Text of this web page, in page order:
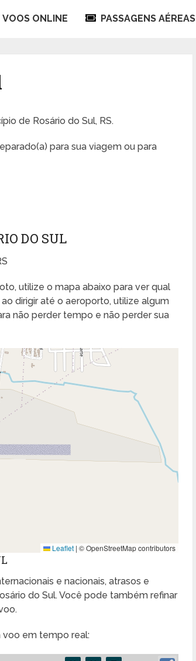
VOOS ONLINE PASSAGENS AÉREAS
de Rosário do Sul, RS.
para sua viagem ou para
DO SUL
utilize o mapa abaixo para ver qual
dirigir até o aeroporto, utilize algum
não perder tempo e não perder sua
Leaflet | © OpenStreetMap contributors
e nacionais, atrasos e
do Sul. Você pode também refinar
voo em tempo real: